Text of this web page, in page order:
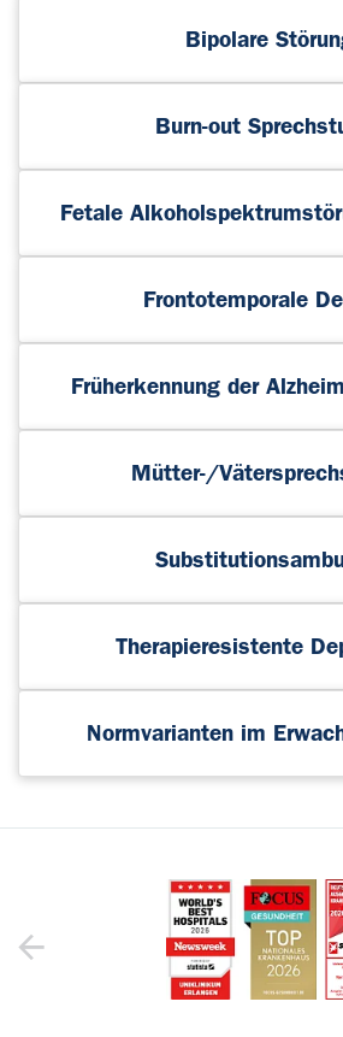
Bipolare
Burn-out
Fetale
Frontotemporale
Früherkennung der
Mütter-/
Therapieresistente
Normvarianten im